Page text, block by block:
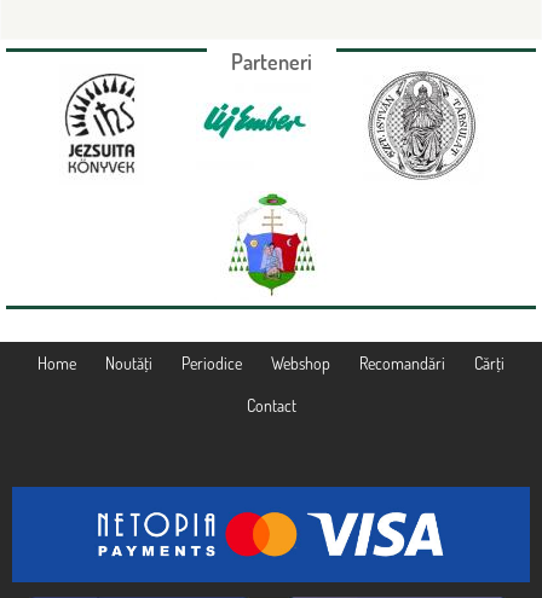
Parteneri
Home Noutăţi Periodice Webshop Recomandări Cărţi
Contact